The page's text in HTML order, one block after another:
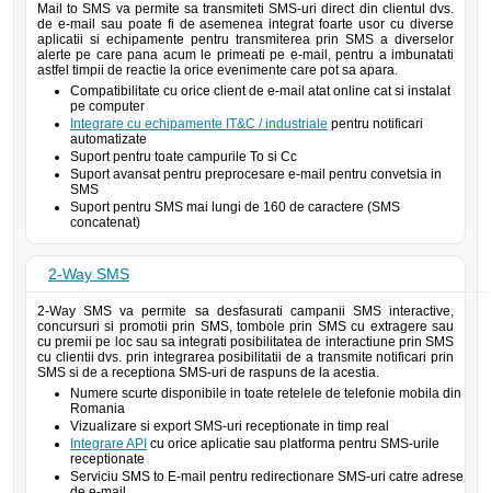
Mail to SMS va permite sa transmiteti SMS-uri direct din clientul dvs.
de e-mail sau poate fi de asemenea integrat foarte usor cu diverse
aplicatii si echipamente pentru transmiterea prin SMS a diverselor
alerte pe care pana acum le primeati pe e-mail, pentru a imbunatati
astfel timpii de reactie la orice evenimente care pot sa apara.
Compatibilitate cu orice client de e-mail atat online cat si instalat
pe computer
Integrare cu echipamente IT&C / industriale pentru notificari
automatizate
Suport pentru toate campurile To si Cc
Suport avansat pentru preprocesare e-mail pentru convetsia in
SMS
Suport pentru SMS mai lungi de 160 de caractere (SMS
concatenat)
2-Way SMS
2-Way SMS va permite sa desfasurati campanii SMS interactive,
concursuri si promotii prin SMS, tombole prin SMS cu extragere sau
cu premii pe loc sau sa integrati posibilitatea de interactiune prin SMS
cu clientii dvs. prin integrarea posibilitatii de a transmite notificari prin
SMS si de a receptiona SMS-uri de raspuns de la acestia.
Numere scurte disponibile in toate retelele de telefonie mobila din
Romania
Vizualizare si export SMS-uri receptionate in timp real
Integrare API cu orice aplicatie sau platforma pentru SMS-urile
receptionate
Serviciu SMS to E-mail pentru redirectionare SMS-uri catre adrese